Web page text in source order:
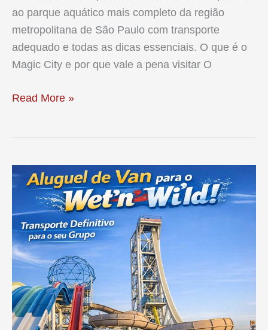
ao parque aquático mais completo da região
metropolitana de São Paulo com transporte
adequado e todas as dicas essenciais. O que é o
Magic City e por que vale a pena visitar O
Van
Guia
Completo
Transporte
para
o
Parque
Aquático
de
Suzano
Read More »